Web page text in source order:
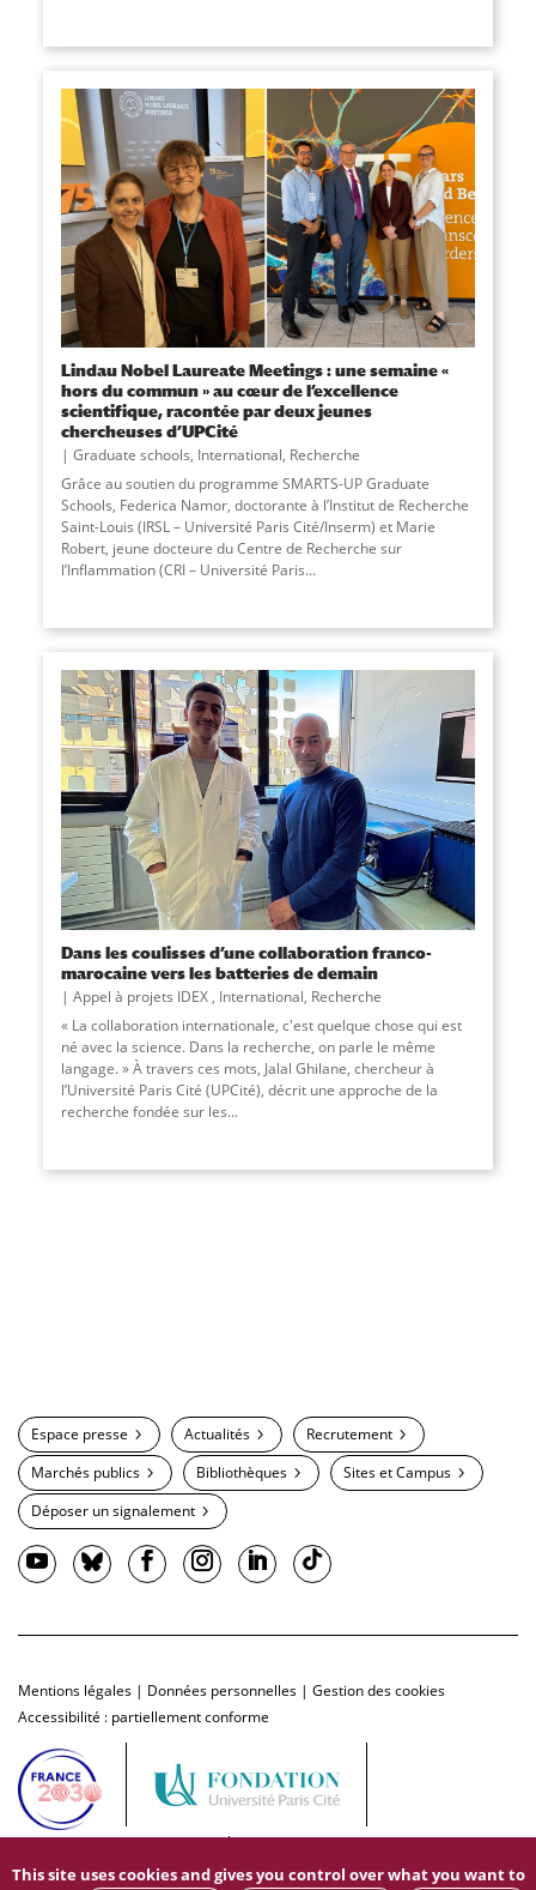
Lindau Nobel Laureate Meetings : une semaine «
hors du commun » au cœur de l’excellence
scientifique, racontée par deux jeunes
chercheuses d’UPCité
Graduate schools, International, Recherche
Grâce au soutien du programme SMARTS-UP Graduate
Schools, Federica Namor, doctorante à l’Institut de Recherche
Saint-Louis (IRSL – Université Paris Cité/Inserm) et Marie
Robert, jeune docteure du Centre de Recherche sur
l’Inflammation (CRI – Université Paris...
Dans les coulisses d’une collaboration franco-
marocaine vers les batteries de demain
Appel à projets IDEX , International, Recherche
« La collaboration internationale, c'est quelque chose qui est
né avec la science. Dans la recherche, on parle le même
langage. » À travers ces mots, Jalal Ghilane, chercheur à
l’Université Paris Cité (UPCité), décrit une approche de la
recherche fondée sur les...
Espace presse Actualités
Recrutement
Marchés publics
Bibliothèques
Sites et Campus
Déposer un signalement
Mentions légales | Données personnelles | Gestion des cookies
Accessibilité : partiellement conforme
This site uses cookies and gives you control over what you want to